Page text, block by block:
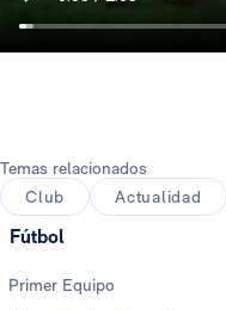
Temas relacionados
Club
Actualidad
Fútbol
Primer Equipo